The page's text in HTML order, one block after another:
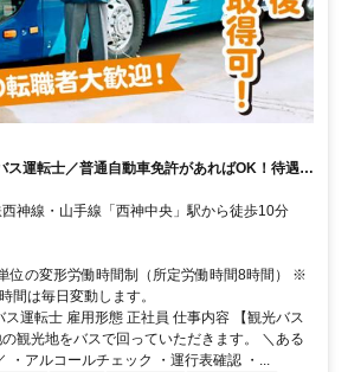
ス運転士／普通自動車免許があればOK！待遇充
神線・山手線「西神中央」駅から徒歩10分
位の変形労働時間制（所定労働時間8時間） ※
間は毎日変動します。
ス運転士 雇用形態 正社員 仕事内容 【観光バス
観光地をバスで回っていただきます。 ＼ある
・アルコールチェック ・運行表確認 ・...